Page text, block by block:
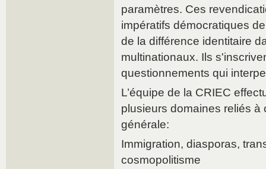
paramètres. Ces
impératifs démocratiques
de la différence identitaire
multinationaux. Ils
questionnements qui
L’équipe de la CRIEC
plusieurs domaines reliés à
générale:
Immigration, diasporas,
cosmopolitisme